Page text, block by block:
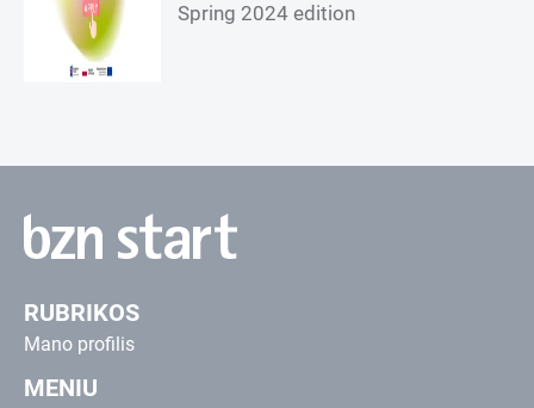
Spring 2024 edition
RUBRIKOS
Mano profilis
MENIU